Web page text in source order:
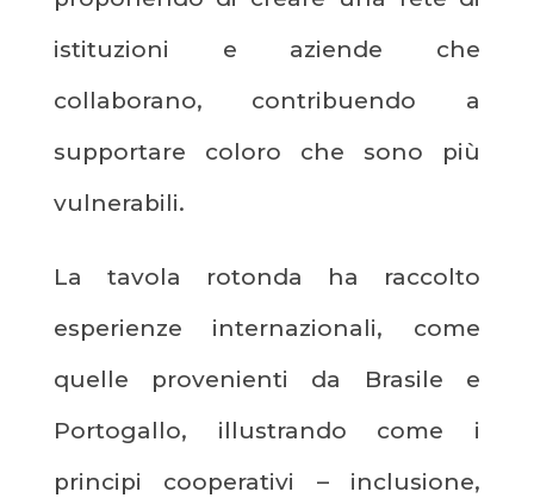
istituzioni e aziende che
collaborano, contribuendo a
supportare coloro che sono più
vulnerabili.
La tavola rotonda ha raccolto
esperienze internazionali, come
quelle provenienti da Brasile e
Portogallo, illustrando come i
principi cooperativi – inclusione,